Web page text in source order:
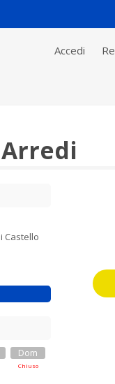
Accedi
Castello
Dom
Chiuso